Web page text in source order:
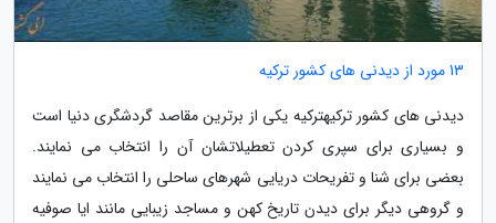
13 مورد از دیدنی های کشور ترکیه
دیدنی های کشور ترکیهترکیه یکی از برترین مقاصد گردشگری دنیا است
و بسیاری برای سپری کردن تعطیلاتشان آن را انتخاب می نمایند.
بعضی برای شنا و تفریحات دریایی شهرهای ساحلی را انتخاب می نمایند
و گروهی دیگر برای دیدن تاریخ کهن و مساجد زیبایی مانند ایا صوفیه